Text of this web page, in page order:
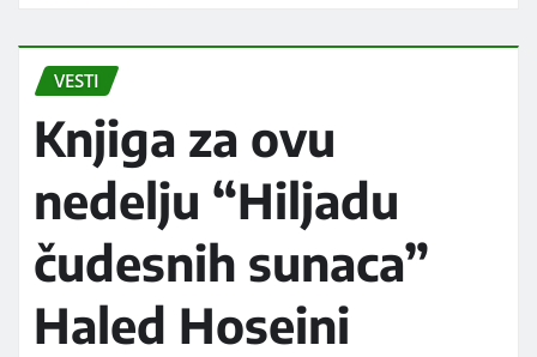
VESTI
Knjiga za ovu
nedelju “Hiljadu
čudesnih sunaca”
Haled Hoseini